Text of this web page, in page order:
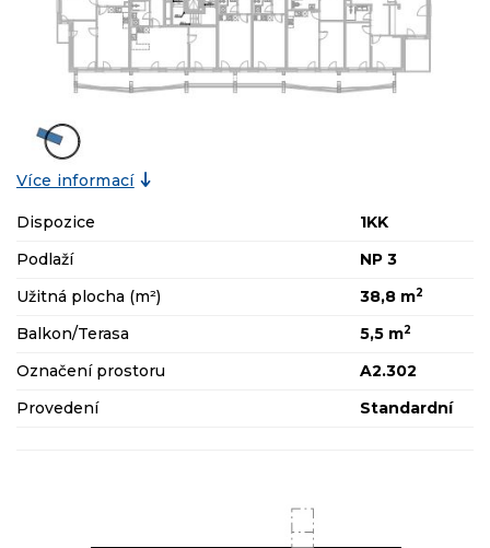
Více informací
Dispozice
1KK
Podlaží
NP 3
Užitná plocha (m²)
38,8 m2
Balkon/Terasa 5,5 m2
Označení prostoru
A2.302
Provedení
Standardní